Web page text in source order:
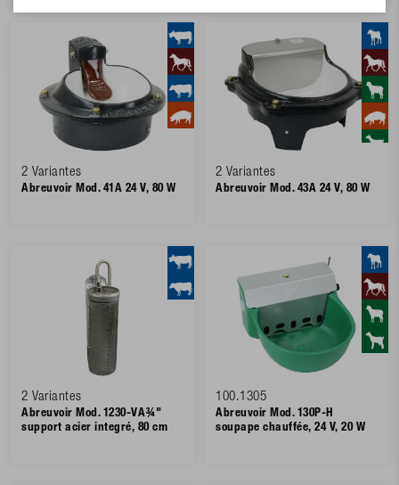
2 Variantes
Abreuvoir Mod. 41A 24 V, 80 W
2 Variantes
Abreuvoir Mod. 43A 24 V, 80 W
2 Variantes
Abreuvoir Mod. 1230-VA¾"
support acier integré, 80 cm
100.1305
Abreuvoir Mod. 130P-H
soupape chauffée, 24 V, 20 W